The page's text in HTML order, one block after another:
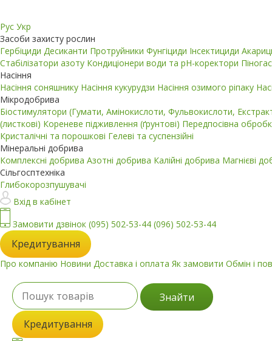
Рус Укр
Засоби захисту рослин
Гербіциди Десиканти Протруйники Фунгіциди Інсектициди
Стабілізатори азоту Кондиціонери води та pH-коректори
Насіння
Насіння соняшнику Насіння кукурудзи Насіння озимого ріпаку
Мікродобрива
Біостимулятори (Гумати, Амінокислоти, Фульвокислоти,
(листкові) Кореневе підживлення (ґрунтові) Передпосівна
Кристалічні та порошкові Гелеві та суспензійні
Мінеральні добрива
Комплексні добрива Азотні добрива Калійні добрива Магнієві
Сільгосптехніка
Глибокорозпушувачі
Вхід в кабінет
Замовити дзвінок (095) 502-53-44 (096) 502-53-44
Кредитування
Про компанію Новини Доставка і оплата Як замовити Обмін і
Знайти
Кредитування